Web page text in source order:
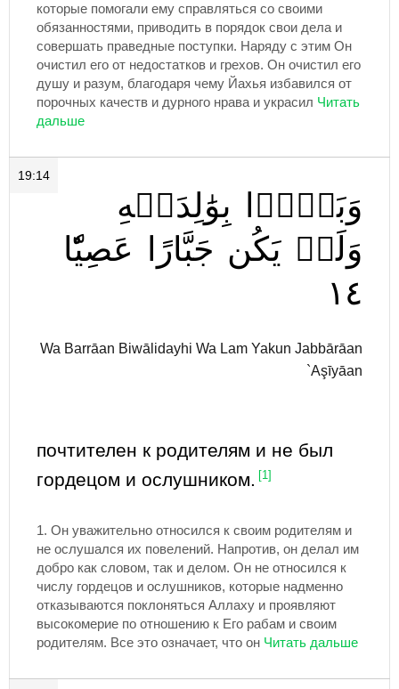
которые помогали ему справляться со своими
обязанностями, приводить в порядок свои дела и
совершать праведные поступки. Наряду с этим Он
очистил его от недостатков и грехов. Он очистил его
душу и разум, благодаря чему Йахья избавился от
порочных качеств и дурного нрава и украсил
19:14
وَبَرَّۢا
بِوَٰلِدَيۡهِ
وَلَمۡ يَكُن جَبَّارًا
عَصِيّٗا
١٤
Wa Barrāan Biwālidayhi Wa Lam Yakun Jabbārāan
`Aşīyāan
почтителен к родителям и не был
гордецом и ослушником.
[1]
1. Он уважительно относился к своим родителям и
не ослушался их повелений. Напротив, он делал им
добро как словом, так и делом. Он не относился к
числу гордецов и ослушников, которые надменно
отказываются поклоняться Аллаху и проявляют
высокомерие по отношению к Его рабам и своим
родителям. Все это означает, что он